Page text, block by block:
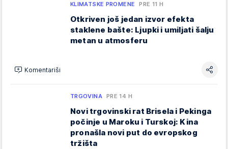
KLIMATSKE PROMENE PRE 11 H
Otkriven još jedan izvor efekta
staklene bašte: Ljupki i umiljati šalju
metan u atmosferu
Komentariši
TRGOVINA PRE 14 H
Novi trgovinski rat Brisela i Pekinga
počinje u Maroku i Turskoj: Kina
pronašla novi put do evropskog
tržišta